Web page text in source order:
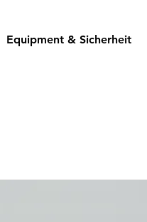
Equipment & Sicherheit